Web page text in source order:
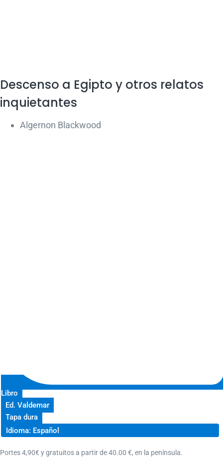
Descenso a Egipto y otros relatos
inquietantes
Algernon Blackwood
Libro
Ed. Valdemar
Tapa dura
Idioma: Español
Portes 4,90€ y gratuitos a partir de 40.00 €, en la península.